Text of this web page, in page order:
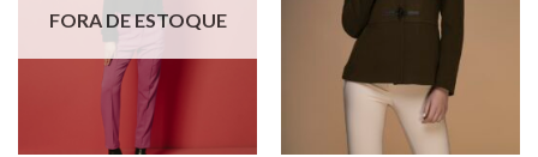
FORA DE ESTOQUE